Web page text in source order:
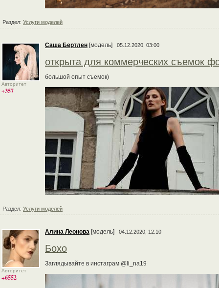
Раздел: Услуги моделей
Авторитет
+357
Cаша Бертлен [модель] 05.12.2020, 03:00
открыта для коммерческих съемок
большой опыт съемок)
Раздел: Услуги моделей
Авторитет
+6552
Алина Леонова [модель] 04.12.2020, 12:10
Бохо
Заглядывайте в инстаграм @li_na19